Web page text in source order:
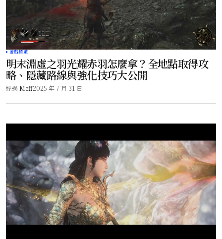
遊戲頻道
明末淵虛之羽光耀赤羽怎麼拿？全地點取得攻
略、隱藏路線與強化技巧大公開
經過 Meff2025 年 7 月 31 日